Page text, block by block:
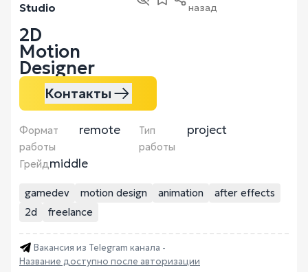
Studio
назад
2D
Motion
Designer
Контакты
Формат
работы
remote
Тип
работы
project
Грейдmiddle
gamedev motion design animation
after effects
2d
freelance
Вакансия из Telegram канала -
Название доступно после авторизации